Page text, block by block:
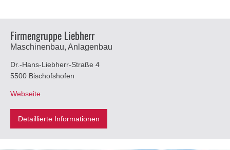
Firmengruppe Liebherr
Maschinenbau, Anlagenbau
Dr.-Hans-Liebherr-Straße 4
5500 Bischofshofen
Webseite
Detaillierte Informationen